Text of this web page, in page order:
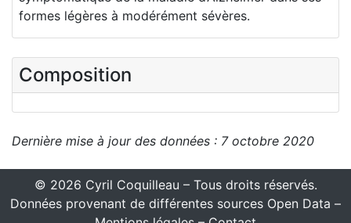
formes légères à modérément sévères.
Composition
Dernière mise à jour des données : 7 octobre 2020
© 2026 Cyril Coquilleau – Tous droits réservés.
Données provenant de différentes sources Open Data –